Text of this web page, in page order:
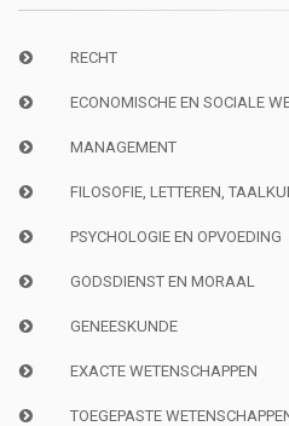
RECHT
ECONOMISCHE EN SOCIALE
MANAGEMENT
FILOSOFIE, LETTEREN,
PSYCHOLOGIE EN OPVOEDING
GODSDIENST EN MORAAL
GENEESKUNDE
EXACTE WETENSCHAPPEN
TOEGEPASTE